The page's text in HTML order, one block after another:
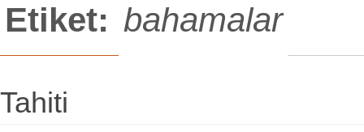
Etiket: bahamalar
Tahiti